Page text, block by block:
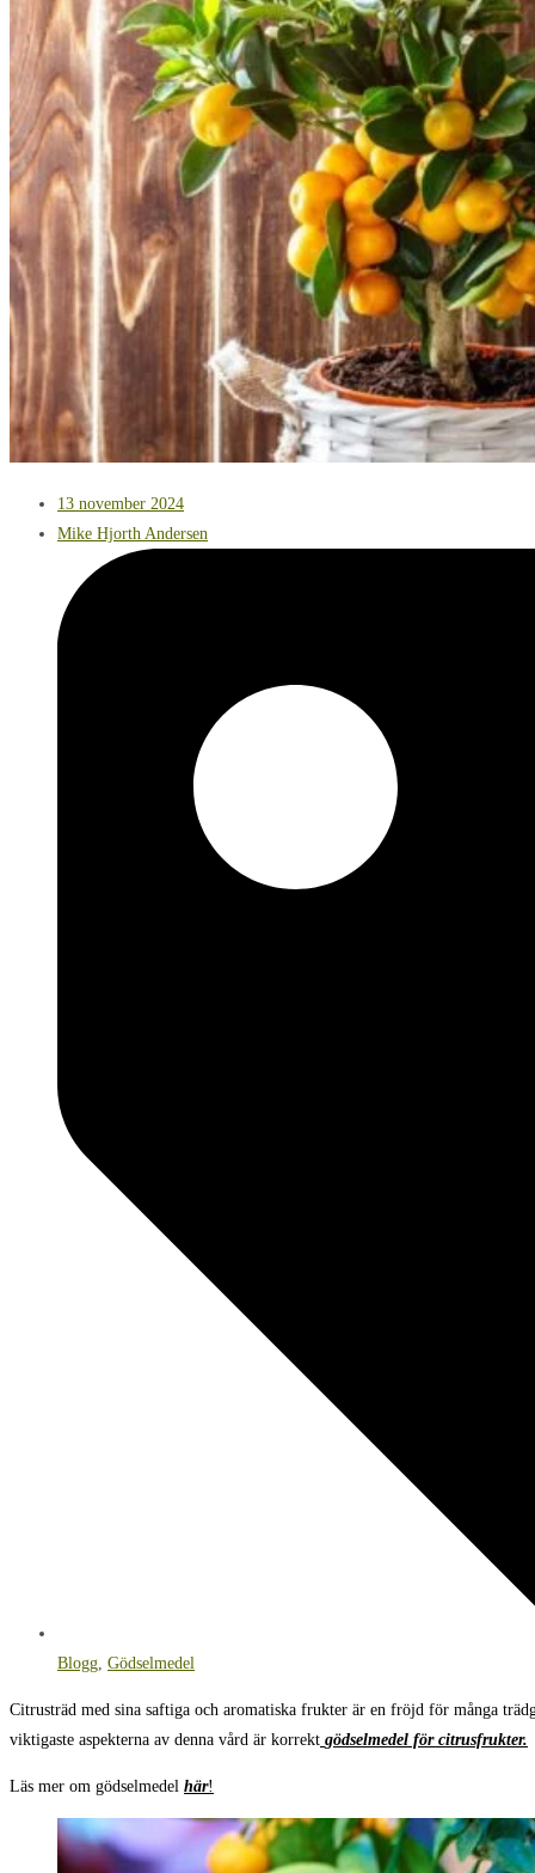
13 november 2024
Mike Hjorth Andersen
Blogg Gödselmedel
Citrusträd med sina saftiga och aromatiska frukter är en fröjd för många
viktigaste aspekterna av denna vård är korrekt gödselmedel för citrusfrukter.
Läs mer om gödselmedel här!